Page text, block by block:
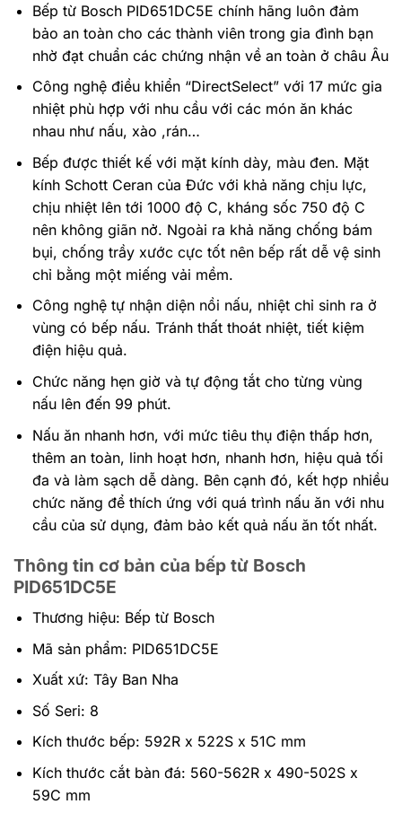
Bếp từ Bosch PID651DC5E chính hãng luôn đảm
bảo an toàn cho các thành viên trong gia đình bạn
nhờ đạt chuẩn các chứng nhận về an toàn ở châu Âu
Công nghệ điều khiển “DirectSelect” với 17 mức gia
nhiệt phù hợp với nhu cầu với các món ăn khác
nhau như nấu, xào ,rán…
Bếp được thiết kế với mặt kính dày, màu đen. Mặt
kính Schott Ceran của Đức với khả năng chịu lực,
chịu nhiệt lên tới 1000 độ C, kháng sốc 750 độ C
nên không giãn nở. Ngoài ra khả năng chống bám
bụi, chống trầy xước cực tốt nên bếp rất dễ vệ sinh
chỉ bằng một miếng vải mềm.
Công nghệ tự nhận diện nồi nấu, nhiệt chỉ sinh ra ở
vùng có bếp nấu. Tránh thất thoát nhiệt, tiết kiệm
điện hiệu quả.
Chức năng hẹn giờ và tự động tắt cho từng vùng
nấu lên đến 99 phút.
Nấu ăn nhanh hơn, với mức tiêu thụ điện thấp hơn,
thêm an toàn, linh hoạt hơn, nhanh hơn, hiệu quả tối
đa và làm sạch dễ dàng. Bên cạnh đó, kết hợp nhiều
chức năng để thích ứng với quá trình nấu ăn với nhu
cầu của sử dụng, đảm bảo kết quả nấu ăn tốt nhất.
Thông tin cơ bản của bếp từ Bosch
PID651DC5E
Thương hiệu: Bếp từ Bosch
Mã sản phẩm: PID651DC5E
Xuất xứ: Tây Ban Nha
Số Seri: 8
Kích thước bếp: 592R x 522S x 51C mm
Kích thước cắt bàn đá: 560-562R x 490-502S x
59C mm